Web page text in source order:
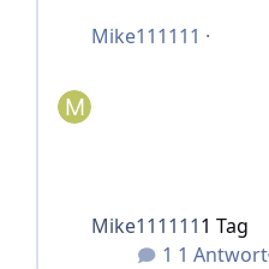
Mike111111 ·
1 Antwort
Mike1111111 Tag